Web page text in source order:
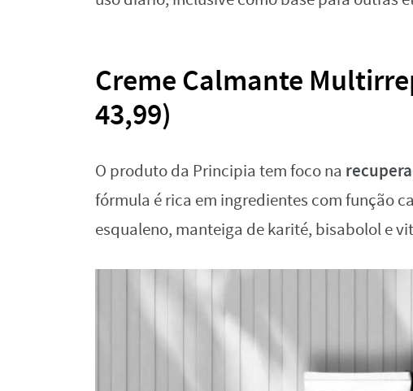
Creme Calmante
43,99)
O produto da Principia tem foco na
fórmula é rica em ingredientes com função
esqualeno, manteiga de karité, bisabolol e